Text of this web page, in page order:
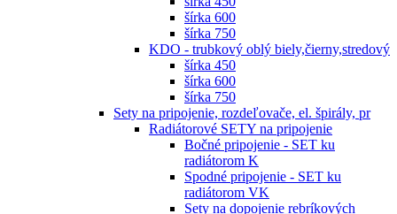
šírka 600
šírka 750
KDO - trubkový oblý biely,čierny,stredový
šírka 450
šírka 600
šírka 750
Sety na pripojenie, rozdeľovače, el. špirály, pr
Radiátorové SETY na pripojenie
Bočné pripojenie - SET ku
radiátorom K
Spodné pripojenie - SET ku
radiátorom VK
Sety na dopojenie rebríkových